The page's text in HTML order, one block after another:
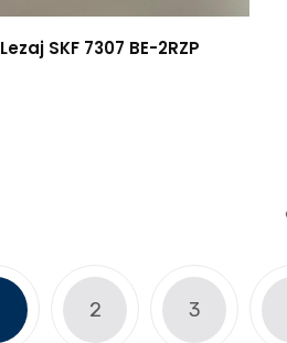
Lezaj SKF 7307 BE-2RZP
2 3